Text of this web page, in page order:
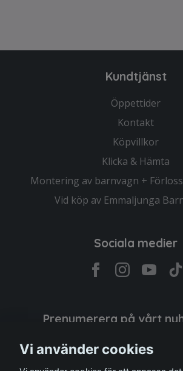
Kundtjänst
Öppettider
Kontakt
Köpvillkor
Klicka & Hämta
Montering av barnvagn +
Vid köp av Emmaljunga
Sociala medier
Prenumerera på vårt
Vi använder cookies